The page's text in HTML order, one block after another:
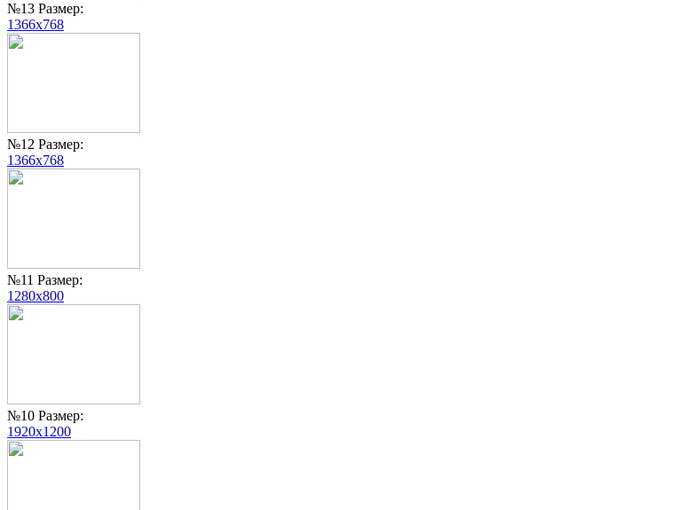
№13 Размер:
1366x768
№12 Размер:
1366x768
№11 Размер:
1280x800
№10 Размер:
1920x1200